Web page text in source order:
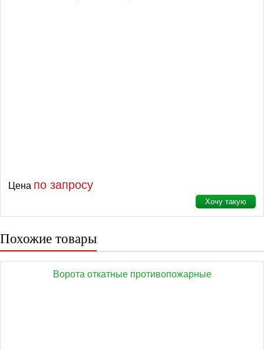
Цена по запросу
Хочу такую
Похожие товары
Ворота откатные противопожарные